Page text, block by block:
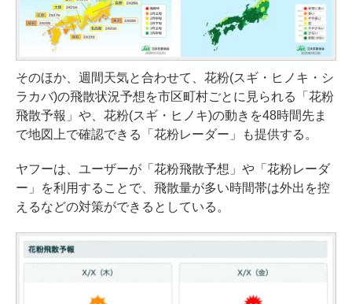
そのほか、週間天気と合わせて、花粉(スギ・ヒノキ・シ
ラカバ)の飛散状況予想を市区町村ごとに見られる「花粉
飛散予報」や、花粉(スギ・ヒノキ)の動きを48時間先ま
で地図上で確認できる「花粉レーダー」も提供する。
ヤフーは、ユーザーが「花粉飛散予想」や「花粉レーダ
ー」を利用することで、飛散量が多い時間帯は外出を控
えるなどの対策ができるとしている。